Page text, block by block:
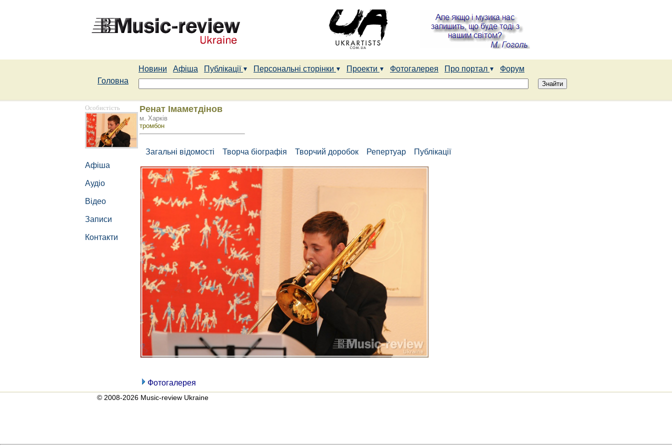
Новини Афіша Публікації Персональні сторінки Проекти Фотогалерея Про портал
Форум
Головна
Особистість
Афіша
Аудіо
Відео
Записи
Контакти
Ренат Імаметдінов
м. Харків
тромбон
Загальні відомості Творча біографія Творчий доробок Репертуар Публікації
Фотогалерея
© 2008-2026 Music-review Ukraine